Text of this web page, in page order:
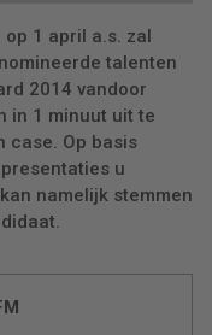
1 april a.s. zal
talenten
2014 vandoor
in 1 minuut uit te
case. Op basis
u
namelijk stemmen